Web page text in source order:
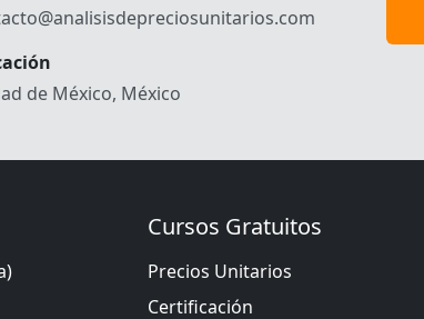
de México, México
Cursos Gratuitos
Precios Unitarios
Certificación